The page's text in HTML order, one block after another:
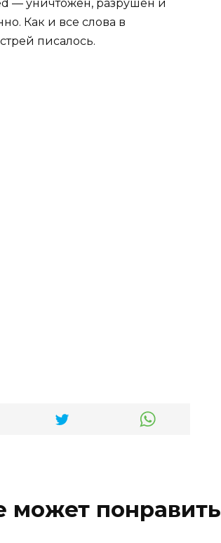
— уничтожен, разрушен и
Как и все слова в
писалось.
может